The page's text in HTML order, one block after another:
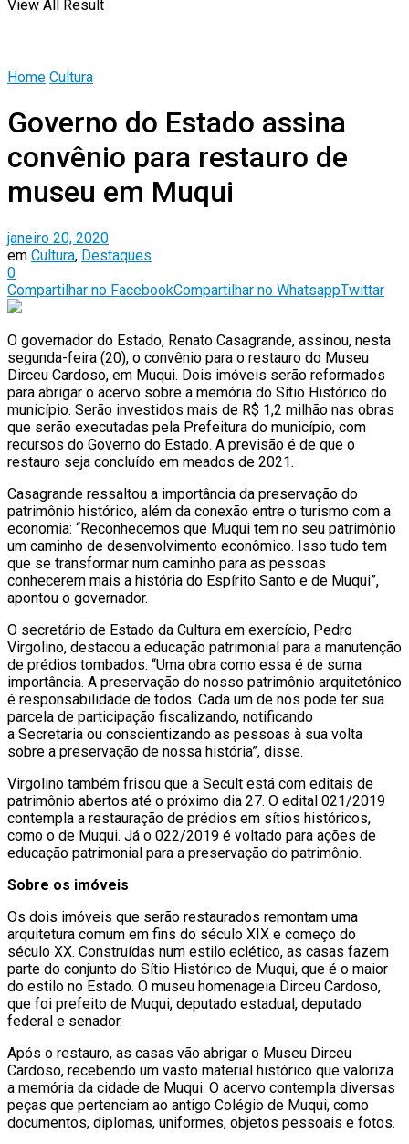
View All Result
Home Cultura
Governo do Estado assina
convênio para restauro de
museu em Muqui
janeiro 20, 2020
em Cultura, Destaques
0
Compartilhar no FacebookCompartilhar no WhatsappTwittar
O governador do Estado, Renato Casagrande, assinou, nesta
segunda-feira (20), o convênio para o restauro do Museu
Dirceu Cardoso, em Muqui. Dois imóveis serão reformados
para abrigar o acervo sobre a memória do Sítio Histórico do
município. Serão investidos mais de R$ 1,2 milhão nas obras
que serão executadas pela Prefeitura do município, com
recursos do Governo do Estado. A previsão é de que o
restauro seja concluído em meados de 2021.
Casagrande ressaltou a importância da preservação do
patrimônio histórico, além da conexão entre o turismo com a
economia: “Reconhecemos que Muqui tem no seu patrimônio
um caminho de desenvolvimento econômico. Isso tudo tem
que se transformar num caminho para as pessoas
conhecerem mais a história do Espírito Santo e de Muqui”,
apontou o governador.
O secretário de Estado da Cultura em exercício, Pedro
Virgolino, destacou a educação patrimonial para a manutenção
de prédios tombados. “Uma obra como essa é de suma
importância. A preservação do nosso patrimônio arquitetônico
é responsabilidade de todos. Cada um de nós pode ter sua
parcela de participação fiscalizando, notificando
a Secretaria ou conscientizando as pessoas à sua volta
sobre a preservação de nossa história”, disse.
Virgolino também frisou que a Secult está com editais de
patrimônio abertos até o próximo dia 27. O edital 021/2019
contempla a restauração de prédios em sítios históricos,
como o de Muqui. Já o 022/2019 é voltado para ações de
educação patrimonial para a preservação do patrimônio.
Sobre os imóveis
Os dois imóveis que serão restaurados remontam uma
arquitetura comum em fins do século XIX e começo do
século XX. Construídas num estilo eclético, as casas fazem
parte do conjunto do Sítio Histórico de Muqui, que é o maior
do estilo no Estado. O museu homenageia Dirceu Cardoso,
que foi prefeito de Muqui, deputado estadual, deputado
federal e senador.
Após o restauro, as casas vão abrigar o Museu Dirceu
Cardoso, recebendo um vasto material histórico que valoriza
a memória da cidade de Muqui. O acervo contempla diversas
peças que pertenciam ao antigo Colégio de Muqui, como
documentos, diplomas, uniformes, objetos pessoais e fotos.